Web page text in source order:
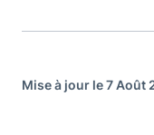
Mise à jour le 7 Août